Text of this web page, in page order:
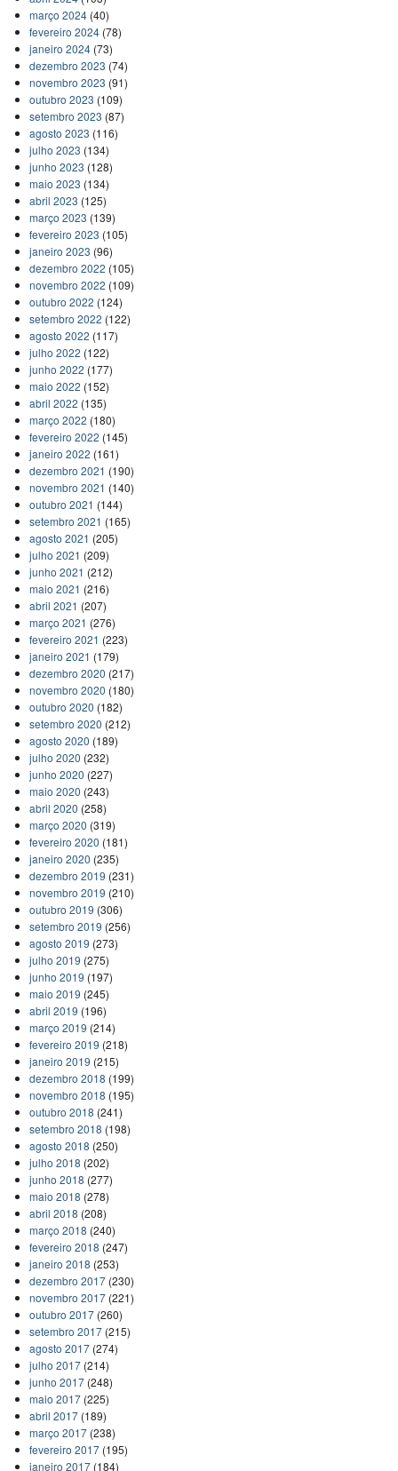
março 2024(40)
fevereiro 2024(78)
janeiro 2024(73)
dezembro 2023 (74)
novembro 2023 (91)
outubro 2023 (109)
setembro 2023 (87)
agosto 2023 (116)
julho 2023 (134)
junho 2023 (128)
maio 2023 (134)
abril 2023 (125)
março 2023 (139)
fevereiro 2023 (105)
janeiro 2023 (96)
dezembro 2022 (105)
novembro 2022 (109)
outubro 2022 (124)
setembro 2022 (122)
agosto 2022 (117)
julho 2022 (122)
junho 2022 (177)
maio 2022 (152)
abril 2022 (135)
março 2022 (180)
fevereiro 2022 (145)
janeiro 2022 (161)
dezembro 2021 (190)
novembro 2021 (140)
outubro 2021 (144)
setembro 2021 (165)
agosto 2021 (205)
julho 2021 (209)
junho 2021 (212)
maio 2021 (216)
abril 2021 (207)
março 2021 (276)
fevereiro 2021 (223)
janeiro 2021 (179)
dezembro 2020 (217)
novembro 2020 (180)
outubro 2020 (182)
setembro 2020 (212)
agosto 2020 (189)
julho 2020 (232)
junho 2020 (227)
maio 2020 (243)
abril 2020 (258)
março 2020 (319)
fevereiro 2020 (181)
janeiro 2020 (235)
dezembro 2019 (231)
novembro 2019 (210)
outubro 2019 (306)
setembro 2019 (256)
agosto 2019 (273)
julho 2019 (275)
junho 2019 (197)
maio 2019 (245)
abril 2019 (196)
março 2019 (214)
fevereiro 2019 (218)
janeiro 2019 (215)
dezembro 2018 (199)
novembro 2018 (195)
outubro 2018 (241)
setembro 2018 (198)
agosto 2018 (250)
julho 2018 (202)
junho 2018 (277)
maio 2018 (278)
abril 2018 (208)
março 2018 (240)
fevereiro 2018 (247)
janeiro 2018 (253)
dezembro 2017(230)
novembro 2017(221)
outubro 2017(260)
setembro 2017(215)
agosto 2017(274)
julho 2017(214)
junho 2017(248)
maio 2017(225)
abril 2017(189)
março 2017(238)
fevereiro 2017(195)
janeiro 2017(184)